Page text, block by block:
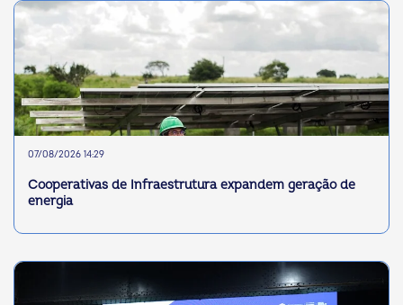
07/08/2026 14:29
Cooperativas de Infraestrutura expandem geração de
energia